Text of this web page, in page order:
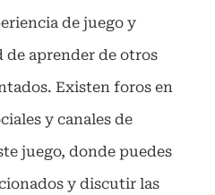
de juego y
aprender de otros
Existen foros en
y canales de
juego, donde puedes
y discutir las